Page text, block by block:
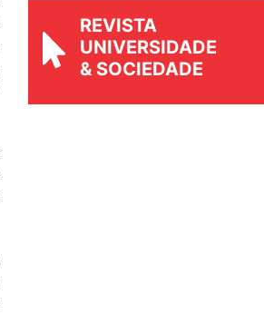
REVISTA
UNIVERSIDADE
& SOCIEDADE